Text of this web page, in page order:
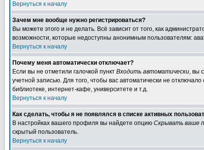
Вернуться к началу
Зачем мне вообще нужно регистрироваться?
Вы можете этого и не делать. Всё зависит от того, как
возможности, которые недоступны анонимным пользователям:
Вернуться к началу
Почему меня автоматически отключает?
Если вы не отметили галочкой пункт Входить автоматически, вы
учетной записью. Для того, чтобы вас автоматически не
библиотеке, интернет-кафе, университете и т.д.
Вернуться к началу
Как сделать, чтобы я не появлялся в списке активных
В настройках вашего профиля вы найдете опцию Скрывать ваше
скрытый пользователь.
Вернуться к началу